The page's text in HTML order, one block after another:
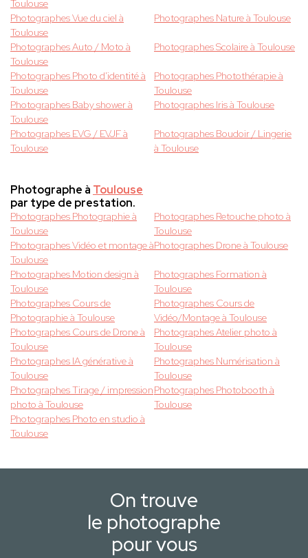
Toulouse
Photographes Vue du ciel à
Toulouse
Photographes Nature à Toulouse
Photographes Auto / Moto à
Toulouse
Photographes Scolaire à Toulouse
Photographes Photo d'identité à
Toulouse
Photographes Photothérapie à
Toulouse
Photographes Baby shower à
Toulouse
Photographes Iris à Toulouse
Photographes EVG / EVJF à
Toulouse
Photographes Boudoir / Lingerie
à Toulouse
Photographe à Toulouse
par type de prestation.
Photographes Photographie à
Toulouse
Photographes Retouche photo à
Toulouse
Photographes Vidéo et montage à
Toulouse
Photographes Drone à Toulouse
Photographes Motion design à
Toulouse
Photographes Formation à
Toulouse
Photographes Cours de
Photographie à Toulouse
Photographes Cours de
Vidéo/Montage à Toulouse
Photographes Cours de Drone à
Toulouse
Photographes Atelier photo à
Toulouse
Photographes IA générative à
Toulouse
Photographes Numérisation à
Toulouse
Photographes Tirage / impression
photo à Toulouse
Photographes Photobooth à
Toulouse
Photographes Photo en studio à
Toulouse
On trouve
le photographe
pour vous